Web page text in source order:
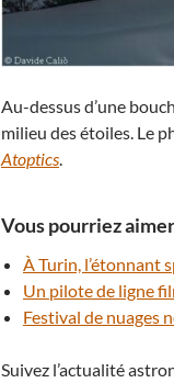
Au-dessus d’une
milieu des étoiles. Le
Atoptics.
Vous pourriez
À Turin, l’étonnant
Un pilote de ligne
Festival de nuages
Suivez l’actualité